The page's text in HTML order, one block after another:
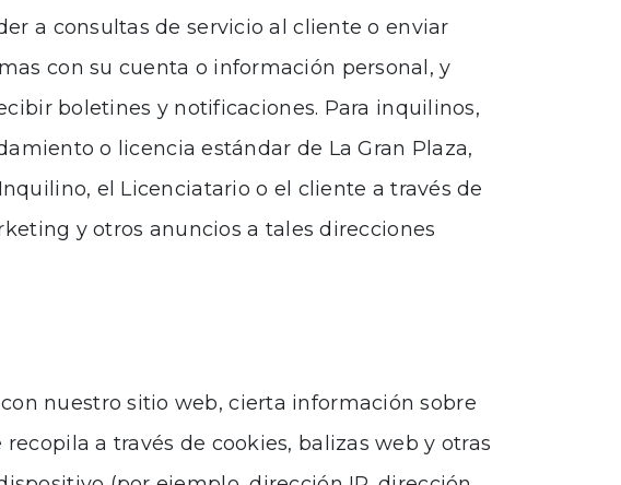
a consultas de servicio al cliente o enviar
con su cuenta o información personal, y
boletines y notificaciones. Para inquilinos,
o licencia estándar de La Gran Plaza,
el Licenciatario o el cliente a través de
y otros anuncios a tales direcciones
nuestro sitio web, cierta información sobre
a través de cookies, balizas web y otras